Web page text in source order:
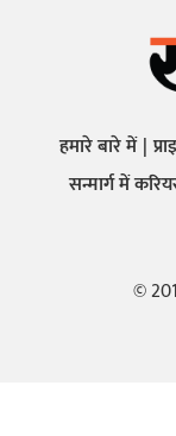
हमारे बारे में
सन्मार्ग में
©